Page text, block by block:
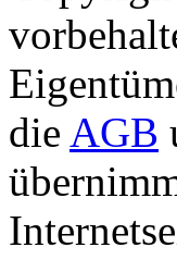
die AGB